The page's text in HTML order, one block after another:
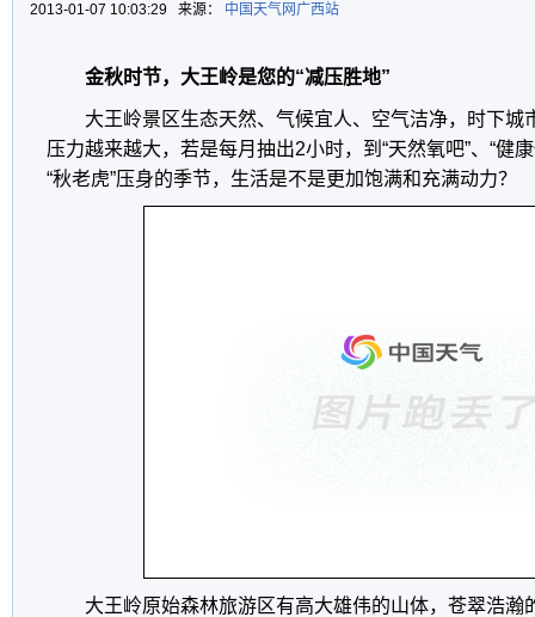
2013-01-07 10:03:29 来源： 中国天气网广西站
金秋时节，大王岭是您的“减压胜地”
大王岭景区生态天然、气候宜人、空气洁净，时下城
压力越来越大，若是每月抽出2小时，到“天然氧吧”、“健
“秋老虎”压身的季节，生活是不是更加饱满和充满动力？
大王岭原始森林旅游区有高大雄伟的山体，苍翠浩瀚